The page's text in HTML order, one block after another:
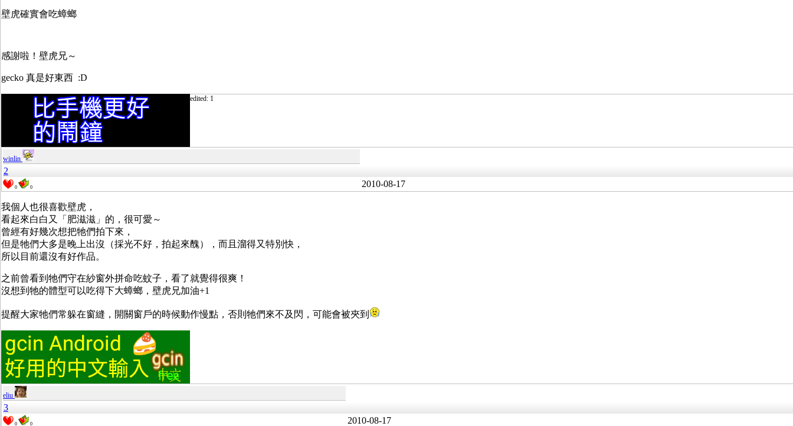
壁虎確實會吃蟑螂
感謝啦！壁虎兄～
gecko 真是好東西 :D
edited: 1
winlin
2
0 0 2010-08-17
我個人也很喜歡壁虎，
看起來白白又「肥滋滋」的，很可愛～
曾經有好幾次想把牠們拍下來，
但是牠們大多是晚上出沒（採光不好，拍起來醜），而且溜得又特別快，
所以目前還沒有好作品。
之前曾看到牠們守在紗窗外拼命吃蚊子，看了就覺得很爽！
沒想到牠的體型可以吃得下大蟑螂，壁虎兄加油+1
提醒大家牠們常躲在窗縫，開關窗戶的時候動作慢點，否則牠們來不及閃，可能會被夾到
eliu
3
0 0 2010-08-17